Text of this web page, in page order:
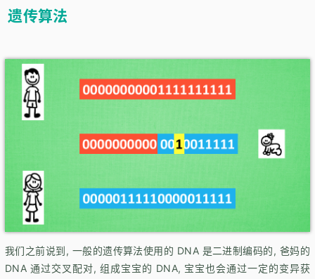
遗传算法
我们之前说到, 一般的遗传算法使用的 DNA 是二进制编码的, 爸妈的
DNA 通过交叉配对, 组成宝宝的 DNA, 宝宝也会通过一定的变异获